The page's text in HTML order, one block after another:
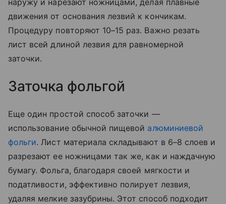
движения от основания лезвий к кончикам.
Процедуру повторяют 10–15 раз. Важно резать
лист всей длиной лезвия для равномерной
заточки.
Заточка фольгой
Еще один простой способ заточки —
использование обычной пищевой алюминиевой
фольги. Лист материала складывают в 6–8 слоев и
разрезают ее ножницами так же, как и наждачную
бумагу. Фольга, благодаря своей мягкости и
податливости, эффективно полирует лезвия,
удаляя мелкие зазубрины. Этот способ подходит